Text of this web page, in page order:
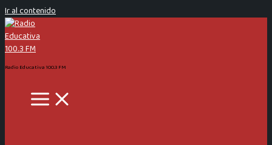
Ir al contenido
Radio Educativa 100.3 FM